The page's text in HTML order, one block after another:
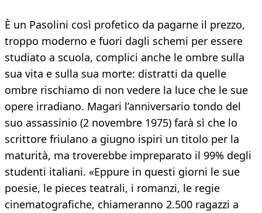
È un Pasolini così profetico da pagarne il prezzo,
troppo moderno e fuori dagli schemi per essere
studiato a scuola, complici anche le ombre sulla
sua vita e sulla sua morte: distratti da quelle
ombre rischiamo di non vedere la luce che le sue
opere irradiano. Magari l’anniversario tondo del
suo assassinio (2 novembre 1975) farà sì che lo
scrittore friulano a giugno ispiri un titolo per la
maturità, ma troverebbe impreparato il 99% degli
studenti italiani. «Eppure in questi giorni le sue
poesie, le pieces teatrali, i romanzi, le regie
cinematografiche, chiameranno 2.500 ragazzi a